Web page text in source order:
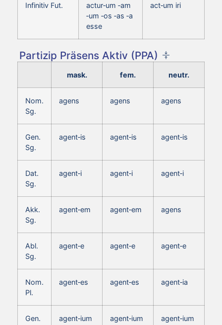
Infinitiv Fut.
actur‑um ‑am
‑um ‑os ‑as ‑a
esse
act‑um iri
Partizip Präsens Aktiv (PPA)
mask. fem. neutr.
Nom.
Sg.
agens agens agens
Gen.
Sg.
agent‑is agent‑is agent‑is
Dat.
Sg.
agent‑i agent‑i agent‑i
Akk.
Sg.
agent‑em agent‑em agens
Abl.
Sg.
agent‑e agent‑e agent‑e
Nom.
Pl.
agent‑es agent‑es agent‑ia
Gen.
agent‑ium agent‑ium agent‑ium